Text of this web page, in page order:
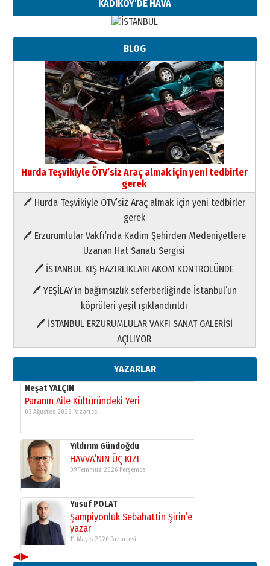
KADIKÖY'DE HAVA
BLOG
Hurda Teşvikiyle ÖTV’siz Araç almak için yeni tedbirler
gerek
🖊 Hurda Teşvikiyle ÖTV’siz Araç almak için yeni tedbirler
gerek
🖊 Erzurumlular Vakfı’nda Kadim Şehirden Medeniyetlere
Uzanan Hat Sanatı Sergisi
🖊 İSTANBUL KIŞ HAZIRLIKLARI AKOM KONTROLÜNDE
🖊 YEŞİLAY’ın bağımsızlık seferberliğinde İstanbul’un
köprüleri yeşil ışıklandırıldı
🖊 İSTANBUL ERZURUMLULAR VAKFI SANAT GALERİSİ
AÇILIYOR
YAZARLAR
Neşat YALÇIN
Paranın Aile Kültüründeki Yeri
03 Ağustos 2026 Pazartesi
Yıldırım Gündoğdu
HAVVA’NIN ÜÇ KIZI
09 Temmuz 2026 Perşembe
Yusuf POLAT
Şampiyonluk Sebahattin Şirin’e
yazar
11 Mayıs 2026 Pazartesi
Neşat YALÇIN
Paranın Aile Kültüründeki Yeri
03 Ağustos 2026 Pazartesi
Yıldırım Gündoğdu
HAVVA’NIN ÜÇ KIZI
09 Temmuz 2026 Perşembe
Yusuf POLAT
yazar
11 Mayıs 2026 Pazartesi
Neşat YALÇIN
Paranın Aile Kültüründeki Yeri
03 Ağustos 2026 Pazartesi
Yıldırım Gündoğdu
HAVVA’NIN ÜÇ KIZI
◀▶